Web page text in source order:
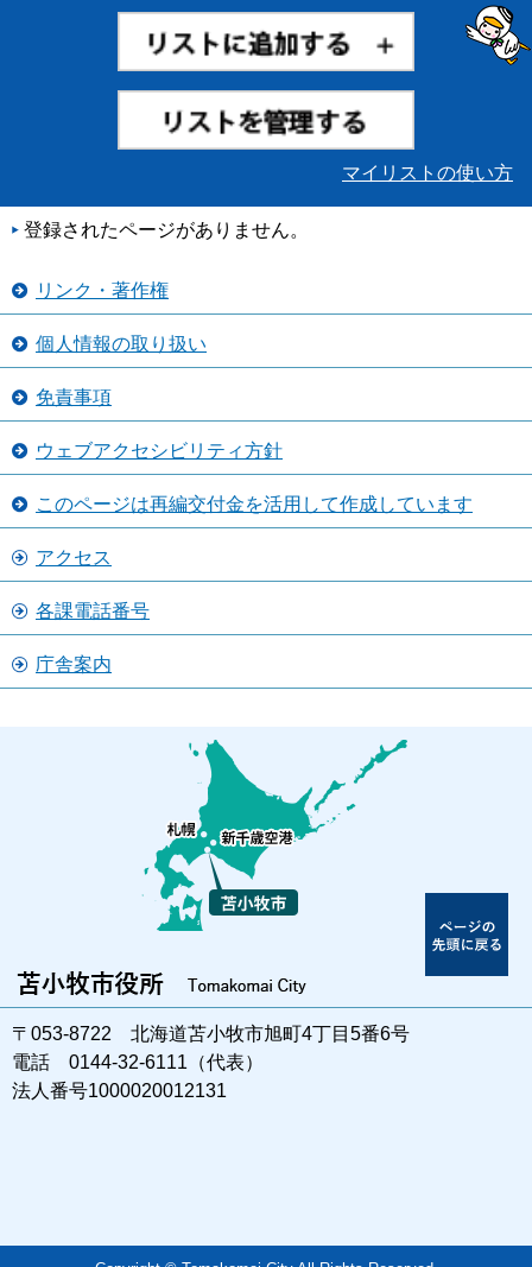
マイリストの使い方
登録されたページがありません。
リンク・著作権
個人情報の取り扱い
免責事項
ウェブアクセシビリティ方針
このページは再編交付金を活用して作成しています
アクセス
各課電話番号
庁舎案内
〒053-8722 北海道苫小牧市旭町4丁目5番6号
電話 0144-32-6111（代表）
法人番号1000020012131